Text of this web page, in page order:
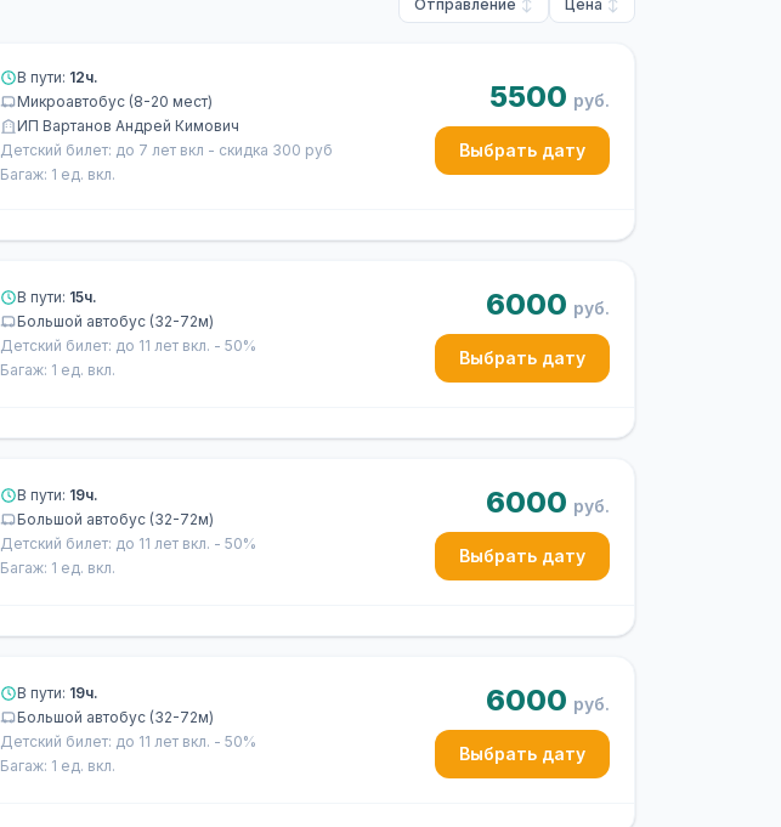
Отправление Цена
В пути: 12ч.
Микроавтобус (8-20 мест)
ИП Вартанов Андрей Кимович
Детский билет: до 7 лет вкл - скидка 300 руб
Багаж: 1 ед. вкл.
5500 руб.
Выбрать дату
В пути: 15ч.
Большой автобус (32-72м)
Детский билет: до 11 лет вкл. - 50%
Багаж: 1 ед. вкл.
6000 руб.
Выбрать дату
В пути: 19ч.
Большой автобус (32-72м)
Детский билет: до 11 лет вкл. - 50%
Багаж: 1 ед. вкл.
6000 руб.
Выбрать дату
В пути: 19ч.
Большой автобус (32-72м)
Детский билет: до 11 лет вкл. - 50%
Багаж: 1 ед. вкл.
6000 руб.
Выбрать дату